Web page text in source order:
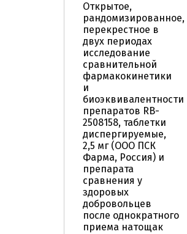
Открытое,
рандомизированное,
перекрестное в
двух периодах
исследование
сравнительной
фармакокинетики
и
биоэквивалентности
препаратов RB-
2508158, таблетки
диспергируемые,
2,5 мг (ООО ПСК
Фарма, Россия) и
препарата
сравнения у
здоровых
добровольцев
после однократного
приема натощак